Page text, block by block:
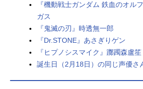
『機動戦士ガンダム 鉄血のオル
ガス
『鬼滅の刃』時透無一郎
『Dr.STONE』あさぎりゲン
『ヒプノシスマイク』躑躅森盧笙
誕生日（2月18日）の同じ声優さ